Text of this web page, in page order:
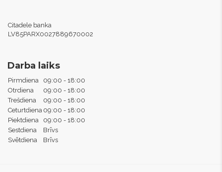
Citadele banka
LV85PARX0027889670002
Darba laiks
Pirmdiena
09:00 - 18:00
Otrdiena
09:00 - 18:00
Trešdiena
09:00 - 18:00
Ceturtdiena 09:00 - 18:00
Piektdiena
09:00 - 18:00
Sestdiena
Brīvs
Svētdiena
Brīvs